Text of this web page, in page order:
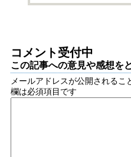
コメント受付中
この記事への意見や感想を
メールアドレスが公開されるこ
欄は必須項目です